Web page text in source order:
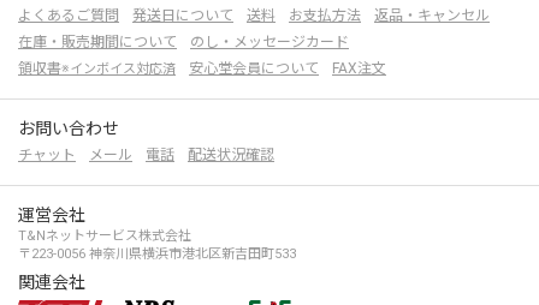
よくあるご質問 発送日について 送料 お支払方法
返品・キャンセル
在庫・販売期間について
のし・メッセージカード
領収書※インボイス対応済 安心堂会員について FAX注文
お問い合わせ
チャット メール 電話 配送状況確認
運営会社
T&Nネットサービス株式会社
〒223-0056 神奈川県横浜市港北区新吉田町533
関連会社